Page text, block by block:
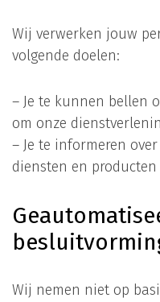
Wij verwerken jouw
volgende doelen:
– Je te kunnen bellen
om onze
– Je te informeren
diensten en producten
Wij nemen niet op